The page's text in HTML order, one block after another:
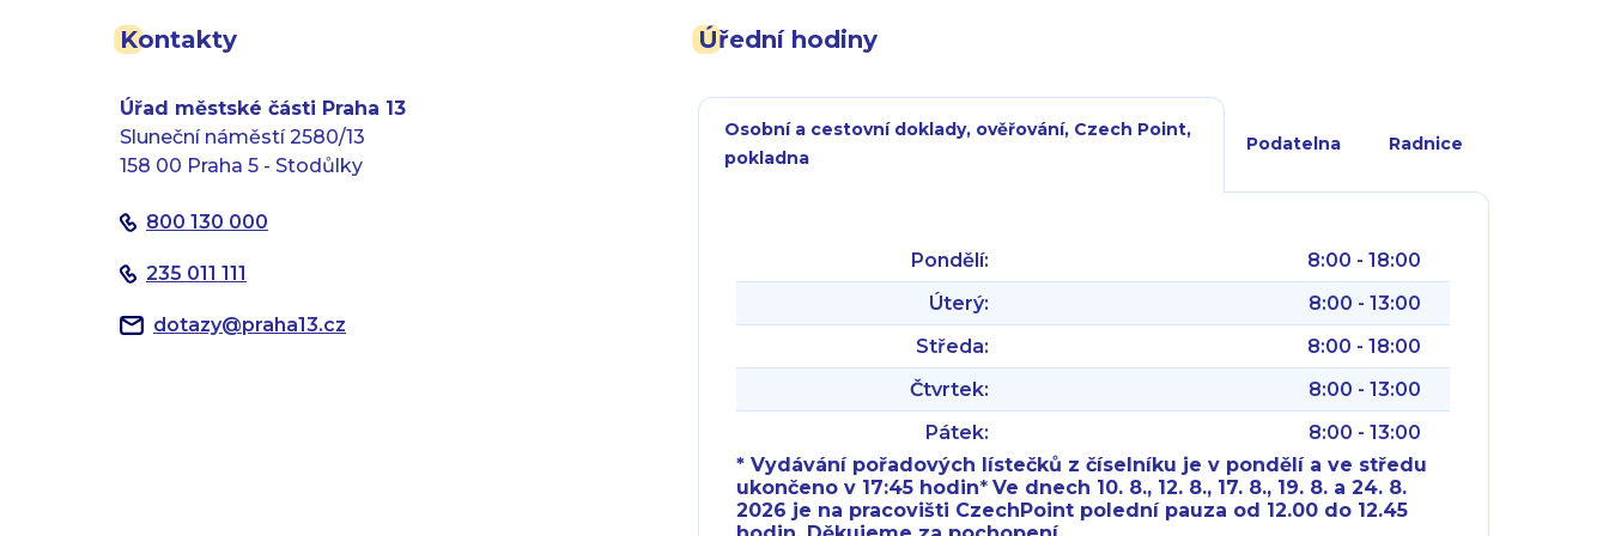
Kontakty
Úřad městské části Praha 13
Sluneční náměstí 2580/13
158 00 Praha 5 - Stodůlky
800 130 000
235 011 111
dotazy@praha13.cz
Úřední hodiny
Osobní a cestovní doklady, ověřování, Czech Point,
pokladna
Podatelna Radnice
Pondělí:
8:00 - 18:00
Úterý:
8:00 - 13:00
Středa:
8:00 - 18:00
Čtvrtek:
8:00 - 13:00
Pátek:
8:00 - 13:00
* Vydávání pořadových lístečků z číselníku je v pondělí a ve středu
ukončeno v 17:45 hodin*Ve dnech 10. 8., 12. 8., 17. 8., 19. 8. a 24. 8.
2026 je na pracovišti CzechPoint polední pauza od 12.00 do 12.45